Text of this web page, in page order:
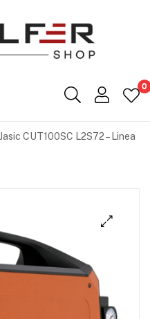
0
Jasic CUT100SC L2S72 – Linea